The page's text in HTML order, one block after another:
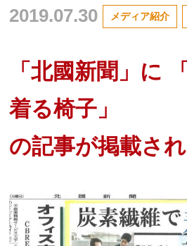
2019.07.30 メディア紹介
「北國新聞」に
着る椅子」
の記事が掲載され